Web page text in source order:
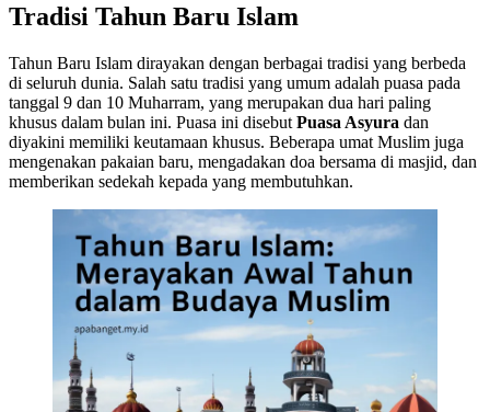
Tradisi Tahun Baru Islam
Tahun Baru Islam dirayakan dengan berbagai tradisi yang berbeda
di seluruh dunia. Salah satu tradisi yang umum adalah puasa pada
tanggal 9 dan 10 Muharram, yang merupakan dua hari paling
khusus dalam bulan ini. Puasa ini disebut Puasa Asyura dan
diyakini memiliki keutamaan khusus. Beberapa umat Muslim juga
mengenakan pakaian baru, mengadakan doa bersama di masjid, dan
memberikan sedekah kepada yang membutuhkan.